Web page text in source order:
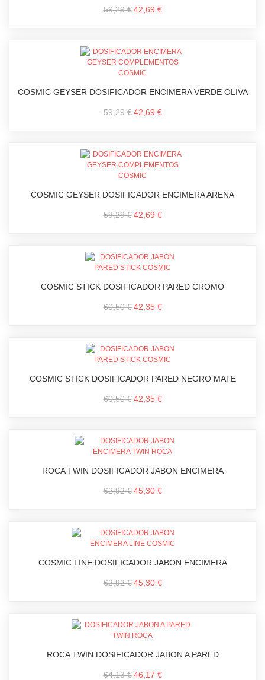
59,29 € 42,69 €
COSMIC GEYSER DOSIFICADOR ENCIMERA VERDE OLIVA
59,29 € 42,69 €
COSMIC GEYSER DOSIFICADOR ENCIMERA ARENA
59,29 € 42,69 €
COSMIC STICK DOSIFICADOR PARED CROMO
60,50 € 42,35 €
COSMIC STICK DOSIFICADOR PARED NEGRO MATE
60,50 € 42,35 €
ROCA TWIN DOSIFICADOR JABON ENCIMERA
62,92 € 45,30 €
COSMIC LINE DOSIFICADOR JABON ENCIMERA
62,92 € 45,30 €
ROCA TWIN DOSIFICADOR JABON A PARED
64,13 € 46,17 €